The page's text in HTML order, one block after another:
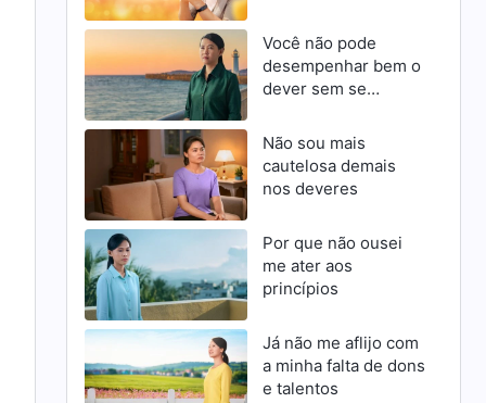
verdade
Você não pode
desempenhar bem o
dever sem se
progredir
Não sou mais
cautelosa demais
nos deveres
Por que não ousei
me ater aos
princípios
Já não me aflijo com
a minha falta de dons
e talentos